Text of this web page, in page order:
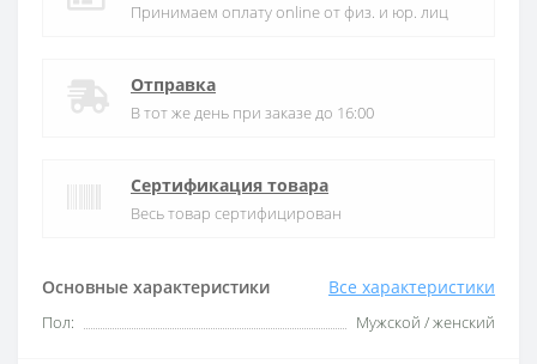
Основные характеристики Все характеристики
Пол: Мужской / женский
Принимаем оплату online от физ. и юр. лиц
Отправка
В тот же день при заказе до 16:00
Сертификация товара
Весь товар сертифицирован